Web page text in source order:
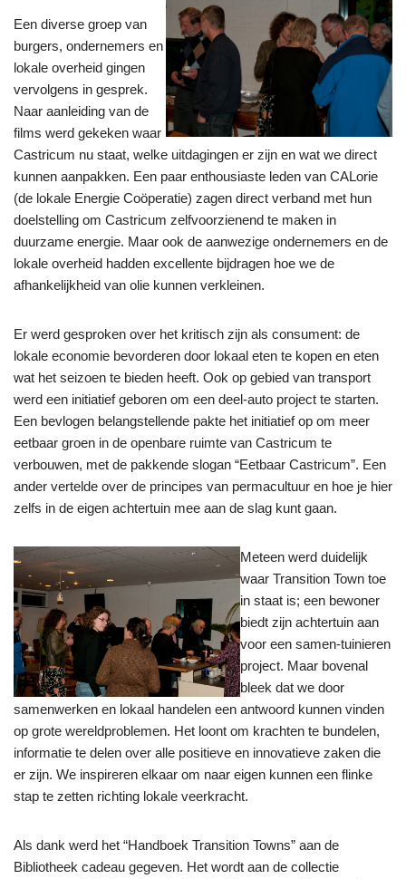
Een diverse groep van
burgers, ondernemers en
lokale overheid gingen
vervolgens in gesprek.
Naar aanleiding van de
films werd gekeken waar
Castricum nu staat, welke uitdagingen er zijn en wat we direct
kunnen aanpakken. Een paar enthousiaste leden van CALorie
(de lokale Energie Coöperatie) zagen direct verband met hun
doelstelling om Castricum zelfvoorzienend te maken in
duurzame energie. Maar ook de aanwezige ondernemers en de
lokale overheid hadden excellente bijdragen hoe we de
afhankelijkheid van olie kunnen verkleinen.
Er werd gesproken over het kritisch zijn als consument: de
lokale economie bevorderen door lokaal eten te kopen en eten
wat het seizoen te bieden heeft. Ook op gebied van transport
werd een initiatief geboren om een deel-auto project te starten.
Een bevlogen belangstellende pakte het initiatief op om meer
eetbaar groen in de openbare ruimte van Castricum te
verbouwen, met de pakkende slogan “Eetbaar Castricum”. Een
ander vertelde over de principes van permacultuur en hoe je hier
zelfs in de eigen achtertuin mee aan de slag kunt gaan.
Meteen werd duidelijk
waar Transition Town toe
in staat is; een bewoner
biedt zijn achtertuin aan
voor een samen-tuinieren
project. Maar bovenal
bleek dat we door
samenwerken en lokaal handelen een antwoord kunnen vinden
op grote wereldproblemen. Het loont om krachten te bundelen,
informatie te delen over alle positieve en innovatieve zaken die
er zijn. We inspireren elkaar om naar eigen kunnen een flinke
stap te zetten richting lokale veerkracht.
Als dank werd het “Handboek Transition Towns” aan de
Bibliotheek cadeau gegeven. Het wordt aan de collectie